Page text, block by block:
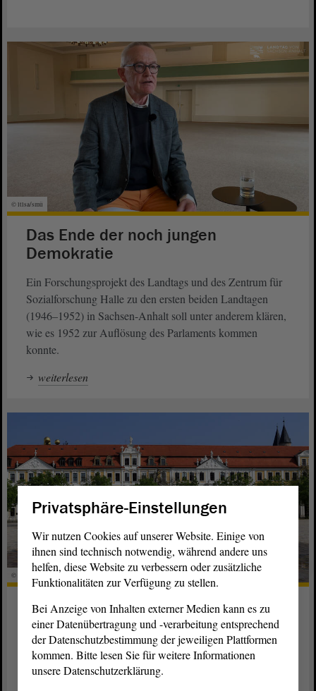
© ltlsa/smü
Das Ende der noch jungen
Demokratie
Ein Forschungsprojekt des Landtags und des Zentrum für
Sozialforschung Halle zu den ersten beiden Landtagen
(1946–1952) in Sachsen-Anhalt soll unter anderem klären,
wie es 1952 zur Auflösung des Parlaments kommen
konnte.
weiterlesen
© ltlsa/Kühne
Forschungsprojekt zu den ersten
Landtagen
Im Auftrag des Landtags hat das Zentrum für
Sozialforschung Halle e. V. ein Forschungsprojekt zur
Privatsphäre-Einstellungen
Wir nutzen Cookies auf unserer Website. Einige von
ihnen sind technisch notwendig, während andere uns
helfen, diese Website zu verbessern oder zusätzliche
Funktionalitäten zur Verfügung zu stellen.
Bei Anzeige von Inhalten externer Medien kann es zu
einer Datenübertragung und -verarbeitung entsprechend
der Datenschutzbestimmung der jeweiligen Plattformen
kommen. Bitte lesen Sie für weitere Informationen
unsere Datenschutzerklärung.